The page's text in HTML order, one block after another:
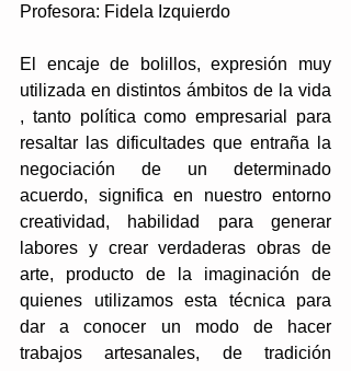
Profesora: Fidela Izquierdo
El encaje de bolillos, expresión muy
utilizada en distintos ámbitos de la vida
, tanto política como empresarial para
resaltar las dificultades que entraña la
negociación de un determinado
acuerdo, significa en nuestro entorno
creatividad, habilidad para generar
labores y crear verdaderas obras de
arte, producto de la imaginación de
quienes utilizamos esta técnica para
dar a conocer un modo de hacer
trabajos artesanales, de tradición